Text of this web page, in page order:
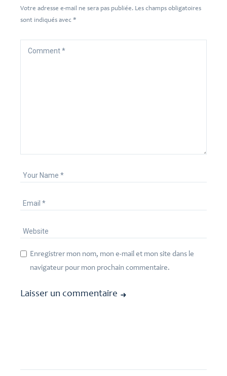
Votre adresse e-mail ne sera pas publiée. Les champs obligatoires
sont indiqués avec *
Enregistrer mon nom, mon e-mail et mon site dans le
navigateur pour mon prochain commentaire.
Laisser un commentaire